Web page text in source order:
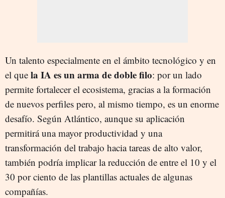
Un talento especialmente en el ámbito tecnológico y en
el que la IA es un arma de doble filo: por un lado
permite fortalecer el ecosistema, gracias a la formación
de nuevos perfiles pero, al mismo tiempo, es un enorme
desafío. Según Atlántico, aunque su aplicación
permitirá una mayor productividad y una
transformación del trabajo hacia tareas de alto valor,
también podría implicar la reducción de entre el 10 y el
30 por ciento de las plantillas actuales de algunas
compañías.